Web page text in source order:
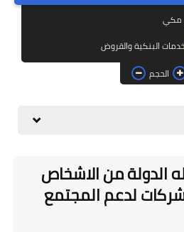
مكي
البنكية والقروض
الحجم
الدولة من الاشخاص
لدعم المجتمع